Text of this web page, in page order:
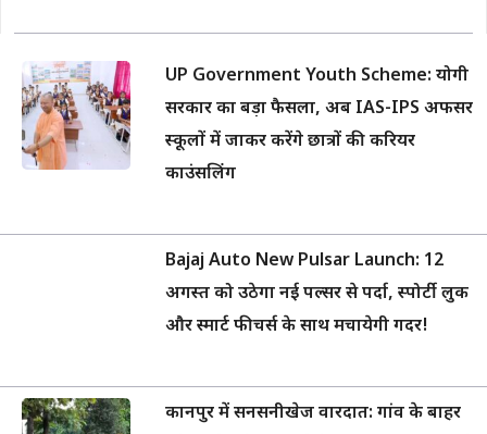
UP Government Youth Scheme: योगी
सरकार का बड़ा फैसला, अब IAS-IPS अफसर
स्कूलों में जाकर करेंगे छात्रों की करियर
काउंसलिंग
Bajaj Auto New Pulsar Launch: 12
अगस्त को उठेगा नई पल्सर से पर्दा, स्पोर्टी लुक
और स्मार्ट फीचर्स के साथ मचायेगी गदर!
कानपुर में सनसनीखेज वारदात: गांव के बाहर